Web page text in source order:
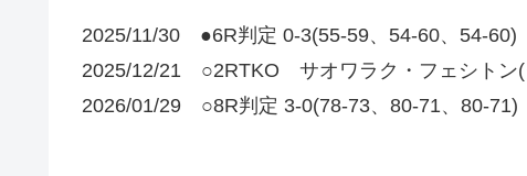
2025/11/30 ●6R判定 0-3(55-59、54-60、54-60)
2025/12/21 ○2RTKO サオワラク・フェシトン(
2026/01/29 ○8R判定 3-0(78-73、80-71、80-